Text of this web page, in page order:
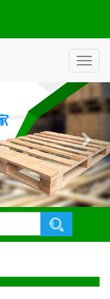
Toggle